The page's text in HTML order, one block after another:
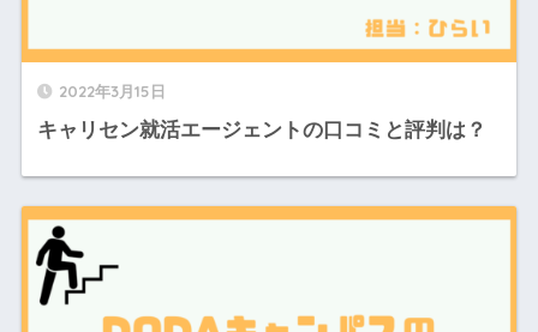
2022年3月15日
キャリセン就活エージェントの口コミと評判は？